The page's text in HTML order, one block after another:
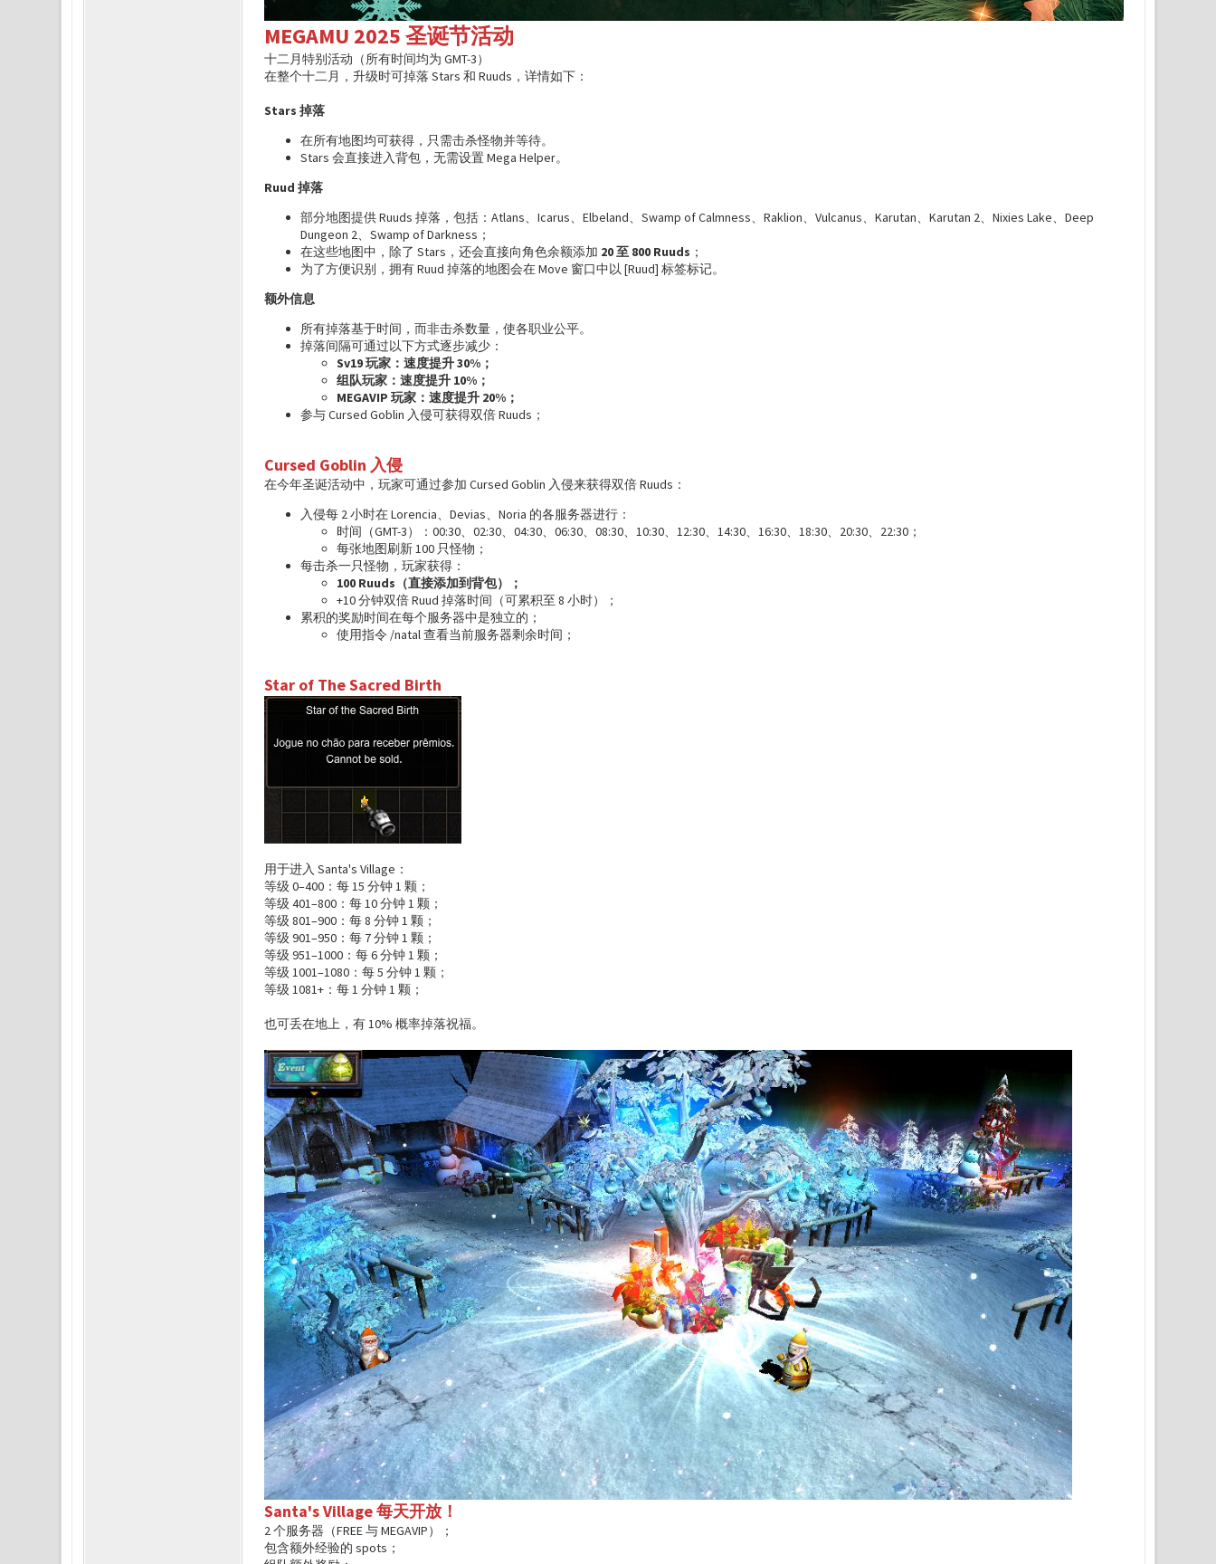
MEGAMU 2025 圣诞节活动
十二月特别活动（所有时间均为 GMT-3）
在整个十二月，升级时可掉落 Stars 和 Ruuds，详情如下：
Stars 掉落
在所有地图均可获得，只需击杀怪物并等待。
Stars 会直接进入背包，无需设置 Mega Helper。
Ruud 掉落
部分地图提供 Ruuds 掉落，包括：Atlans、Icarus、Elbeland、Swamp of Calmness、Raklion、Vulcanus、Karutan、Karutan 2、Nixies Lake、Deep
Dungeon 2、Swamp of Darkness；
在这些地图中，除了 Stars，还会直接向角色余额添加 20 至 800 Ruuds ；
为了方便识别，拥有 Ruud 掉落的地图会在 Move 窗口中以 [Ruud] 标签标记。
额外信息
所有掉落基于时间，而非击杀数量，使各职业公平。
掉落间隔可通过以下方式逐步减少：
Sv19 玩家：速度提升 30%；
组队玩家：速度提升 10%；
MEGAVIP 玩家：速度提升 20%；
参与 Cursed Goblin 入侵可获得双倍 Ruuds；
Cursed Goblin 入侵
在今年圣诞活动中，玩家可通过参加 Cursed Goblin 入侵来获得双倍 Ruuds：
入侵每 2 小时在 Lorencia、Devias、Noria 的各服务器进行：
时间（GMT-3）：00:30、02:30、04:30、06:30、08:30、10:30、12:30、14:30、16:30、18:30、20:30、22:30；
每张地图刷新 100 只怪物；
每击杀一只怪物，玩家获得：
100 Ruuds（直接添加到背包）；
+10 分钟双倍 Ruud 掉落时间（可累积至 8 小时）；
累积的奖励时间在每个服务器中是独立的；
使用指令 /natal 查看当前服务器剩余时间；
Star of The Sacred Birth
用于进入 Santa's Village：
等级 0–400：每 15 分钟 1 颗；
等级 401–800：每 10 分钟 1 颗；
等级 801–900：每 8 分钟 1 颗；
等级 901–950：每 7 分钟 1 颗；
等级 951–1000：每 6 分钟 1 颗；
等级 1001–1080：每 5 分钟 1 颗；
等级 1081+：每 1 分钟 1 颗；
也可丢在地上，有 10% 概率掉落祝福。
Santa's Village 每天开放！
2 个服务器（FREE 与 MEGAVIP）；
包含额外经验的 spots；